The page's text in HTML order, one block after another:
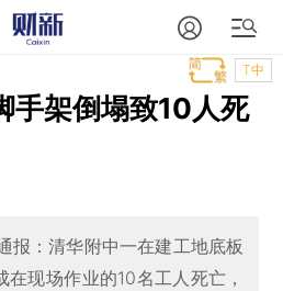
T中
手架倒塌致10人死
报：清华附中一在建工地底板
现场作业的10名工人死亡，